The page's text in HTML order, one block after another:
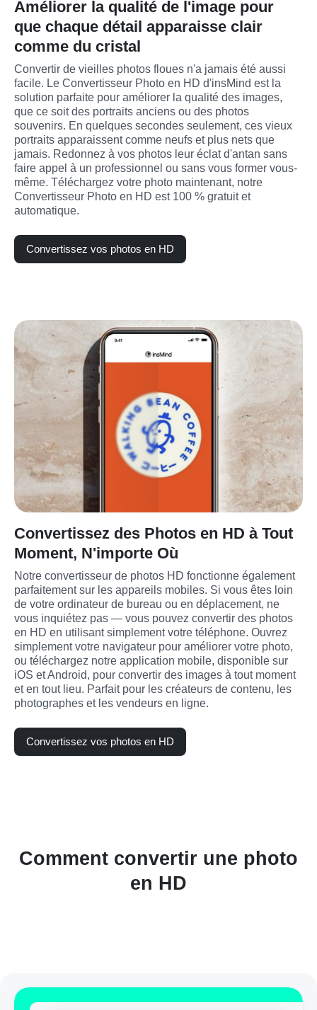
Améliorer la qualité de l'image pour
que chaque détail apparaisse clair
comme du cristal
Convertir de vieilles photos floues n'a jamais été aussi
facile. Le Convertisseur Photo en HD d'insMind est la
solution parfaite pour améliorer la qualité des images,
que ce soit des portraits anciens ou des photos
souvenirs. En quelques secondes seulement, ces vieux
portraits apparaissent comme neufs et plus nets que
jamais. Redonnez à vos photos leur éclat d'antan sans
faire appel à un professionnel ou sans vous former vous-
même. Téléchargez votre photo maintenant, notre
Convertisseur Photo en HD est 100 % gratuit et
automatique.
Convertissez vos photos en HD
Convertissez des Photos en HD à Tout
Moment, N'importe Où
Notre convertisseur de photos HD fonctionne également
parfaitement sur les appareils mobiles. Si vous êtes loin
de votre ordinateur de bureau ou en déplacement, ne
vous inquiétez pas — vous pouvez convertir des photos
en HD en utilisant simplement votre téléphone. Ouvrez
simplement votre navigateur pour améliorer votre photo,
ou téléchargez notre application mobile, disponible sur
iOS et Android, pour convertir des images à tout moment
et en tout lieu. Parfait pour les créateurs de contenu, les
photographes et les vendeurs en ligne.
Convertissez vos photos en HD
Comment convertir une photo
en HD